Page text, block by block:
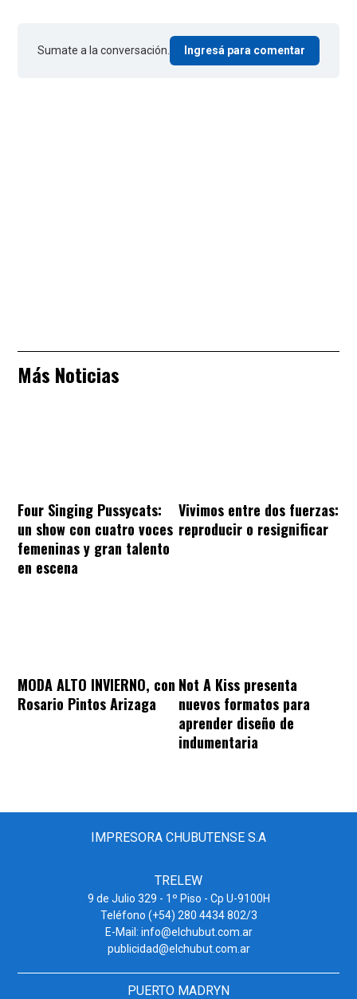
Sumate a la conversación. Ingresá para comentar
Más Noticias
Four Singing Pussycats:
un show con cuatro voces
femeninas y gran talento
en escena
Vivimos entre dos fuerzas:
reproducir o resignificar
MODA ALTO INVIERNO, con
Rosario Pintos Arizaga
Not A Kiss presenta
nuevos formatos para
aprender diseño de
indumentaria
IMPRESORA CHUBUTENSE S.A
TRELEW
9 de Julio 329 - 1º Piso - Cp U-9100H
Teléfono (+54) 280 4434 802/3
E-Mail: info@elchubut.com.ar
publicidad@elchubut.com.ar
PUERTO MADRYN